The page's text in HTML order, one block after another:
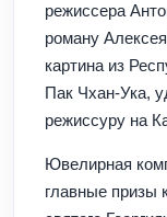
режиссера
роману
картина из
Пак Чхан-Ука,
режиссуру на
Ювелирная
главные призы